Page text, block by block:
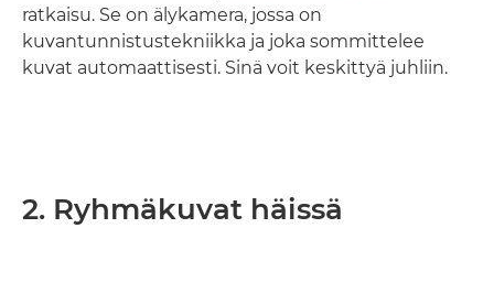
ratkaisu. Se on älykamera, jossa on
kuvantunnistustekniikka ja joka sommittelee
kuvat automaattisesti. Sinä voit keskittyä juhliin.
2. Ryhmäkuvat häissä